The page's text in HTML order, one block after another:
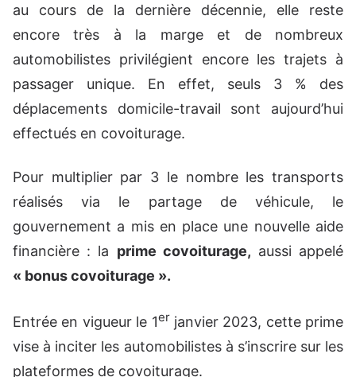
au cours de la dernière décennie, elle reste
encore très à la marge et de nombreux
automobilistes privilégient encore les trajets à
passager unique. En effet, seuls 3 % des
déplacements domicile-travail sont aujourd’hui
effectués en covoiturage.
Pour multiplier par 3 le nombre les transports
réalisés via le partage de véhicule, le
gouvernement a mis en place une nouvelle aide
financière : la prime covoiturage, aussi appelé
« bonus covoiturage ».
Entrée en vigueur le 1er janvier 2023, cette prime
vise à inciter les automobilistes à s’inscrire sur les
plateformes de covoiturage.